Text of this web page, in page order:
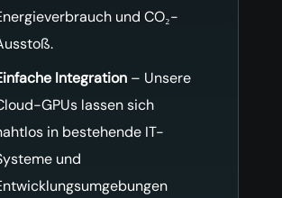
und CO₂-
Integration – Unsere
GPUs lassen sich
in bestehende IT-
und